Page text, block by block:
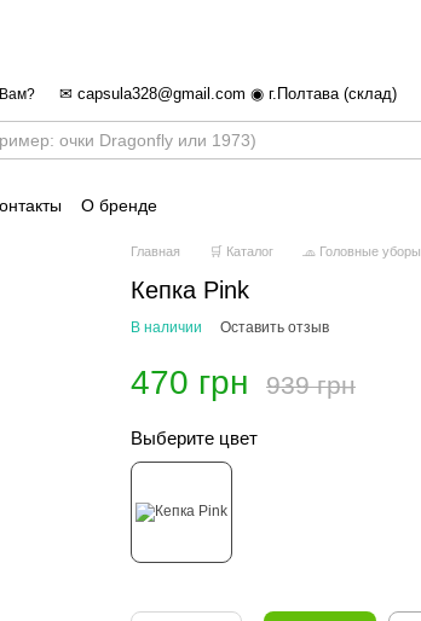
✉ capsula328@gmail.com ◉ г.Полтава (склад)
О бренде
Главная 🛒 Каталог 🧢 Головные уборы
Кепка Pink
В наличии Оставить отзыв
470 грн 939 грн
Выберите цвет